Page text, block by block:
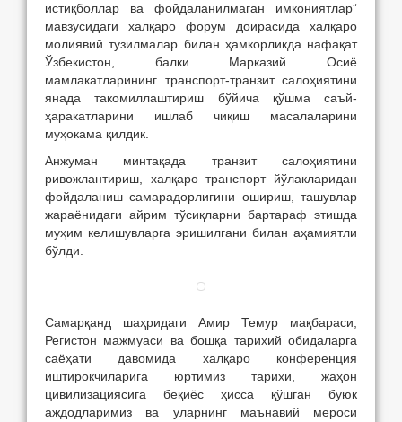
истиқболлар ва фойдаланилмаган имкониятлар”
мавзусидаги халқаро форум доирасида халқаро
молиявий тузилмалар билан ҳамкорликда нафақат
Ўзбекистон, балки Марказий Осиё
мамлакатларининг транспорт-транзит салоҳиятини
янада такомиллаштириш бўйича қўшма саъй-
ҳаракатларини ишлаб чиқиш масалаларини
муҳокама қилдик.
Анжуман минтақада транзит салоҳиятини
ривожлантириш, халқаро транспорт йўлакларидан
фойдаланиш самарадорлигини ошириш, ташувлар
жараёнидаги айрим тўсиқларни бартараф этишда
муҳим келишувларга эришилгани билан аҳамиятли
бўлди.
Самарқанд шаҳридаги Амир Темур мақбараси,
Регистон мажмуаси ва бошқа тарихий обидаларга
саёҳати давомида халқаро конференция
иштирокчиларига юртимиз тарихи, жаҳон
цивилизациясига беқиёс ҳисса қўшган буюк
аждодларимиз ва уларнинг маънавий мероси